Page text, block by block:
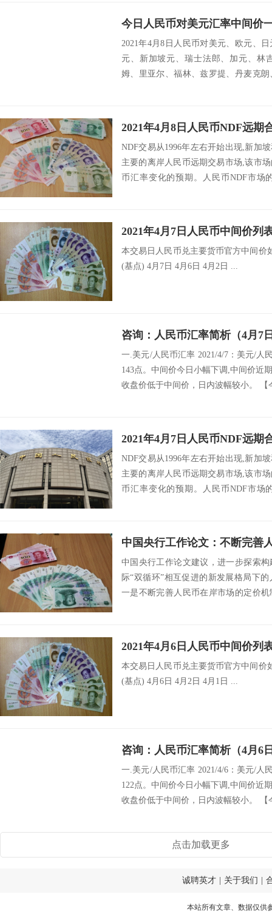
今日人民币对美元汇率中间价
2021年4月8日人民币对美元、欧元、
元、新加坡元、瑞士法郎、加元、林
姆、里亚尔、福林、兹罗提、丹麦克
2021年4月8日人民币NDF远期
NDF交易从1996年左右开始出现,新加
主要的离岸人民币远期交易市场,该市
币汇率变化的预期。人民币NDF市场
2021年4月7日人民币中间价列
本交易日人民币兑主要货币官方中间价
(基点) 4月7日 4月6日 4月2日 ...
咨询：人民币汇率简析（4月7
一.美元/人民币汇率 2021/4/7：美元/人
143点。中间价今日小幅下调,中间价近
收盘价低于中间价，日内波幅较小。 【
2021年4月7日人民币NDF远期
NDF交易从1996年左右开始出现,新加
主要的离岸人民币远期交易市场,该市
币汇率变化的预期。人民币NDF市场
中国央行工作论文建议，进一步探索
际“双循环”相互促进的新发展格局下
一是不断完善人民币在岸市场的定价
2021年4月6日人民币中间价列
本交易日人民币兑主要货币官方中间价
(基点) 4月6日 4月2日 4月1日 ...
咨询：人民币汇率简析（4月6
一.美元/人民币汇率 2021/4/6：美元/人
122点。中间价今日小幅下调,中间价近
收盘价低于中间价，日内波幅较小。 【
点击加载更多
诚聘英才 关于我们
本站所有文章、数据仅供